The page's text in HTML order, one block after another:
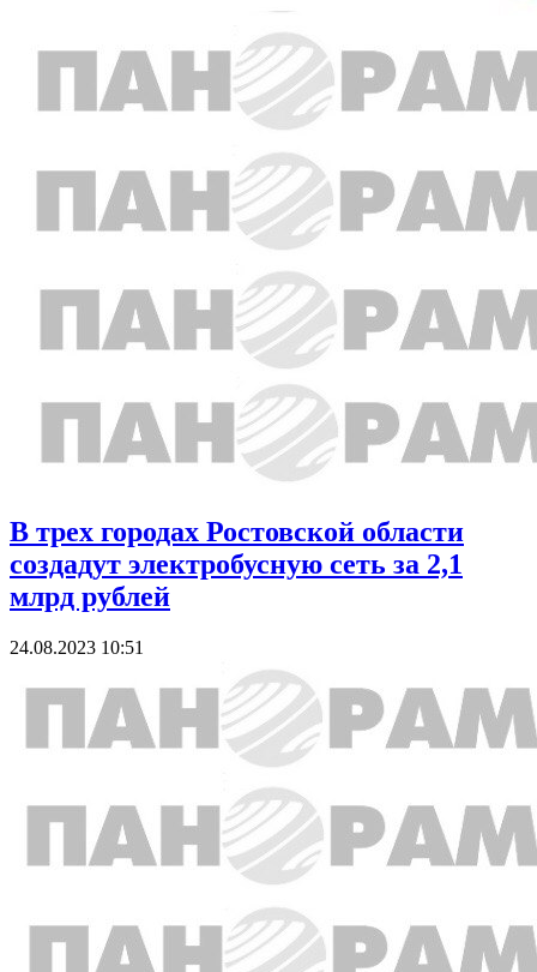
В трех городах Ростовской области
создадут электробусную сеть за 2,1
млрд рублей
24.08.2023 10:51